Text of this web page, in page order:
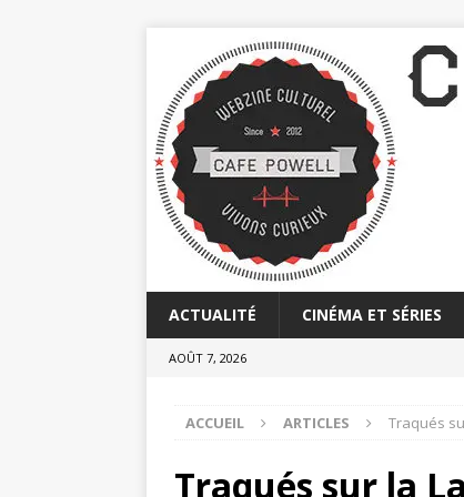
ACTUALITÉ CINÉMA ET SÉRIES
AOÛT 7, 2026
ACCUEIL ARTICLES Traqués
Traqués sur la